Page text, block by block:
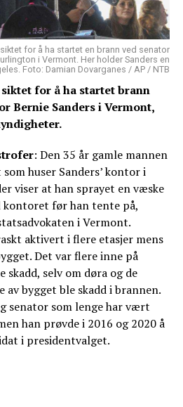
for å ha startet en brann ved senator
i Vermont. Her holder Sanders en
Foto: Damian Dovarganes / AP / NTB
for å ha startet brann
Bernie Sanders i Vermont,
: Den 35 år gamle mannen
huser Sanders’ kontor i
viser at han sprayet en væske
før han tente på,
i Vermont.
aktivert i flere etasjer mens
Det var flere inne på
selv om døra og de
av bygget ble skadd i brannen.
senator som lenge har vært
han prøvde i 2016 og 2020 å
i presidentvalget.